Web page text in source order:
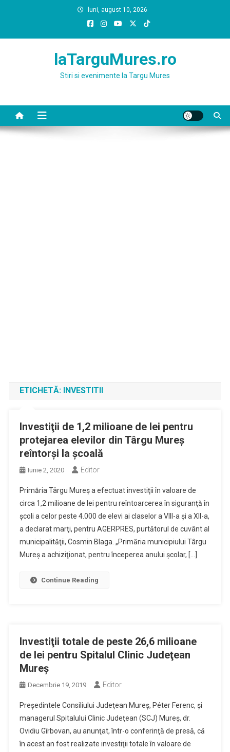
luni, august 10, 2026
laTarguMures.ro
Stiri si evenimente la Targu Mures
ETICHETĂ: INVESTITII
Investiţii de 1,2 milioane de lei pentru
protejarea elevilor din Târgu Mureş
reîntorşi la şcoală
Iunie 2, 2020 Editor
Primăria Târgu Mureş a efectuat investiţii în valoare de
circa 1,2 milioane de lei pentru reîntoarcerea în siguranţă în
şcoli a celor peste 4.000 de elevi ai claselor a VIII-a şi a XII-a,
a declarat marţi, pentru AGERPRES, purtătorul de cuvânt al
municipalităţii, Cosmin Blaga. „Primăria municipiului Târgu
Mureş a achiziţionat, pentru începerea anului şcolar, […]
Continue Reading
Investiţii totale de peste 26,6 milioane
de lei pentru Spitalul Clinic Judeţean
Mureş
Decembrie 19, 2019 Editor
Preşedintele Consiliului Judeţean Mureş, Péter Ferenc, şi
managerul Spitalului Clinic Judeţean (SCJ) Mureş, dr.
Ovidiu Gîrbovan, au anunţat, într-o conferinţă de presă, că
în acest an fost realizate investiţii totale în valoare de